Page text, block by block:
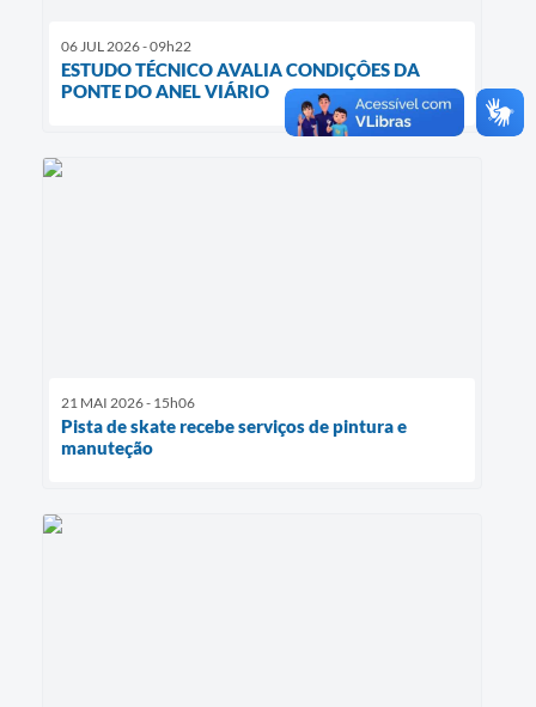
06 JUL 2026 - 09h22
ESTUDO TÉCNICO AVALIA CONDIÇÔES DA
PONTE DO ANEL VIÁRIO
21 MAI 2026 - 15h06
Pista de skate recebe serviços de pintura e
manuteção